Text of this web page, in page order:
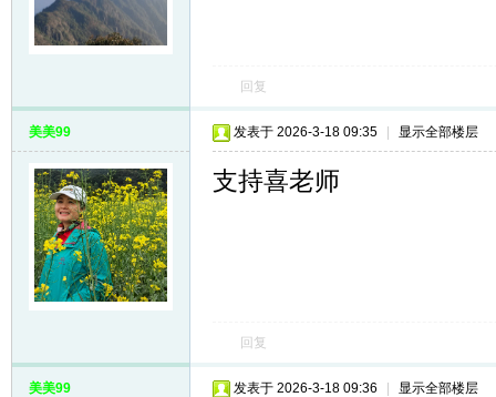
回复
美美99 发表于 2026-3-18 09:35 显示全部楼层
支持喜老师
回复
美美99 发表于 2026-3-18 09:36 显示全部楼层